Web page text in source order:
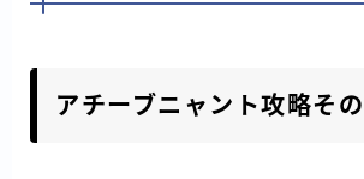
アチーブニャント攻略その